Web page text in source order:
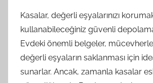
Kasalar, değerli eşyalarınızı
kullanabileceğiniz güvenli depolama
Evdeki önemli belgeler,
değerli eşyaların saklanması için
sunarlar. Ancak, zamanla kasalar